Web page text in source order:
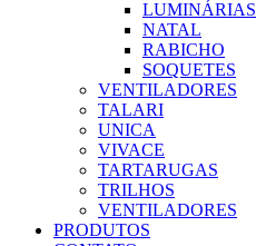
LUMINÁRIAS
NATAL
RABICHO
SOQUETES
VENTILADORES
TALARI
UNICA
VIVACE
TARTARUGAS
TRILHOS
VENTILADORES
PRODUTOS